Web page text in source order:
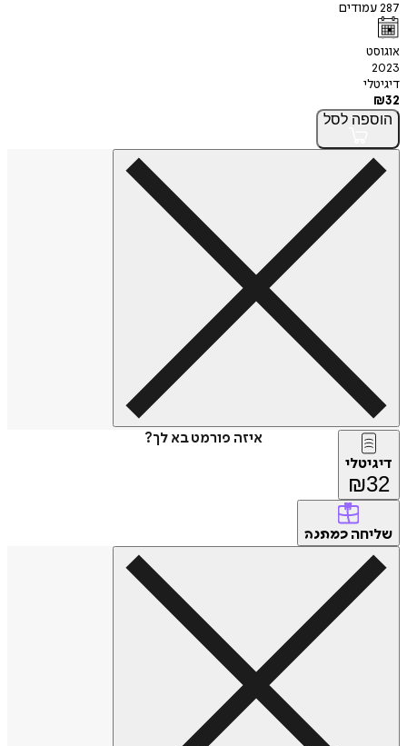
287עמודים
אוגוסט
2023
דיגיטלי
₪32
הוספה לסל
איזה פורמט בא לך?
דיגיטלי
₪32
שליחה כמתנה